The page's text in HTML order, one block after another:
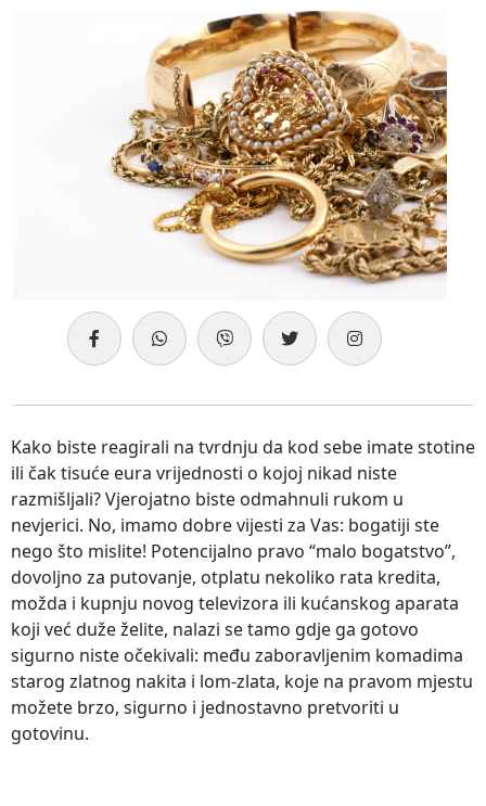
Kako biste reagirali na tvrdnju da kod sebe imate stotine
ili čak tisuće eura vrijednosti o kojoj nikad niste
razmišljali? Vjerojatno biste odmahnuli rukom u
nevjerici. No, imamo dobre vijesti za Vas: bogatiji ste
nego što mislite! Potencijalno pravo “malo bogatstvo”,
dovoljno za putovanje, otplatu nekoliko rata kredita,
možda i kupnju novog televizora ili kućanskog aparata
koji već duže želite, nalazi se tamo gdje ga gotovo
sigurno niste očekivali: među zaboravljenim komadima
starog zlatnog nakita i lom-zlata, koje na pravom mjestu
možete brzo, sigurno i jednostavno pretvoriti u
gotovinu.